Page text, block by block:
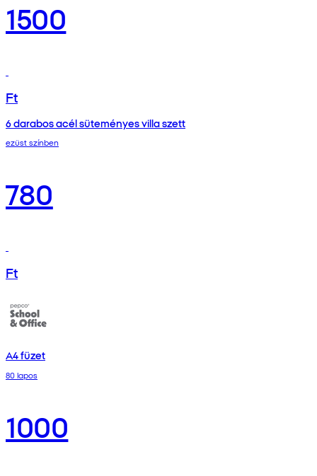
1500
Ft
6 darabos acél süteményes villa szett
ezüst színben
780
Ft
A4 füzet
80 lapos
1000